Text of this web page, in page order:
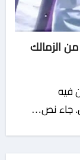
من الزمالك
جاء نص…